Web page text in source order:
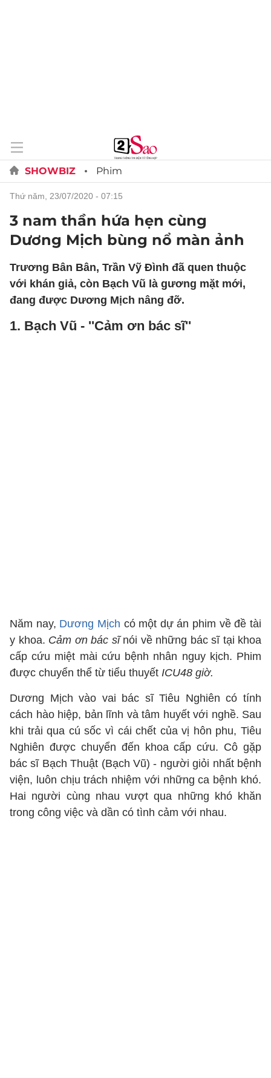
SHOWBIZ Phim
thứ năm, 23/07/2020 - 07:15
3 nam thần hứa hẹn cùng
Dương Mịch bùng nổ màn ảnh
Trương Bân Bân, Trần Vỹ Đình đã quen thuộc
với khán giả, còn Bạch Vũ là gương mặt mới,
đang được Dương Mịch nâng đỡ.
1. Bạch Vũ - ''Cảm ơn bác sĩ''
Năm nay, Dương Mịch có một dự án phim về đề tài
y khoa. Cảm ơn bác sĩnói về những bác sĩ tại khoa
cấp cứu miệt mài cứu bệnh nhân nguy kịch. Phim
được chuyển thể từ tiểu thuyết ICU48 giờ.
Dương Mịch vào vai bác sĩ Tiêu Nghiên có tính
cách hào hiệp, bản lĩnh và tâm huyết với nghề. Sau
khi trải qua cú sốc vì cái chết của vị hôn phu, Tiêu
Nghiên được chuyển đến khoa cấp cứu. Cô gặp
bác sĩ Bạch Thuật (Bạch Vũ) - người giỏi nhất bệnh
viện, luôn chịu trách nhiệm với những ca bệnh khó.
Hai người cùng nhau vượt qua những khó khăn
trong công việc và dần có tình cảm với nhau.